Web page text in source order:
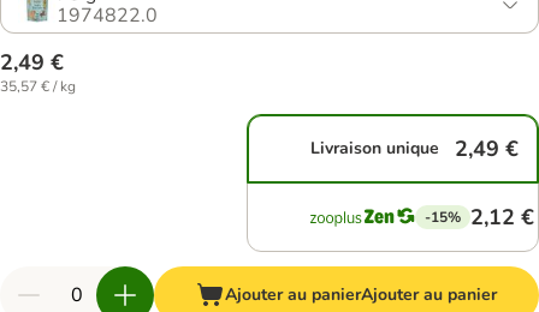
1974822.0
2,49 €
35,57 € / kg
Livraison unique 2,49 €
-15% 2,12 €
Ajouter au panierAjouter au panier